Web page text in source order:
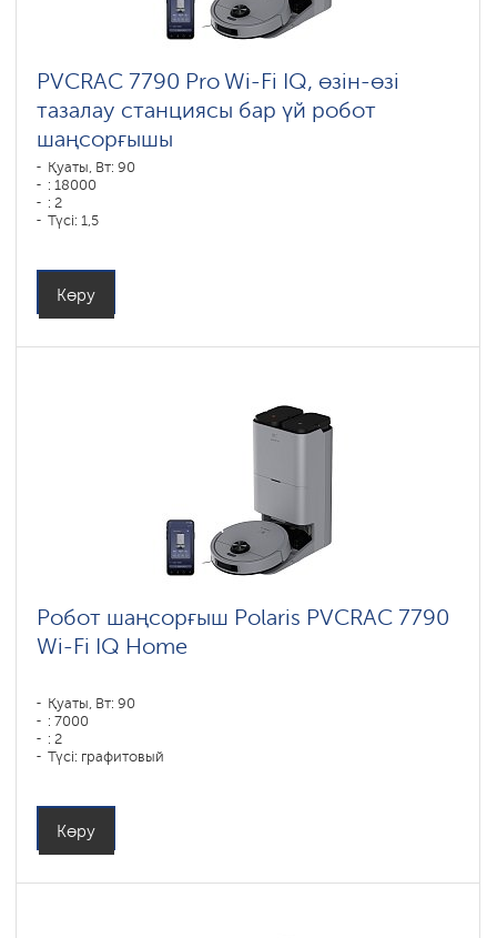
PVCRAC 7790 Pro Wi-Fi IQ, өзін-өзі
тазалау станциясы бар үй робот
шаңсорғышы
Қуаты, Вт: 90
: 18000
: 2
Түсі: 1,5
Бүйірлік щеткалар : 1
Көру
Робот шаңсорғыш Polaris PVCRAC 7790
Wi-Fi IQ Home
Қуаты, Вт: 90
: 7000
: 2
Түсі: графитовый
Көру